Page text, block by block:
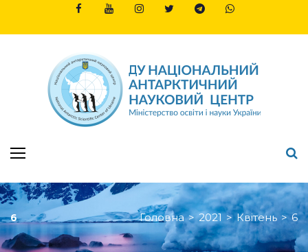
6 Головна > 2021 > Квітень > 6